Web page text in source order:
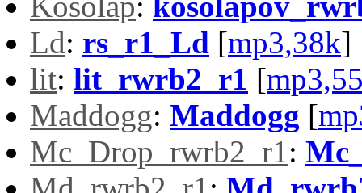
Ld: rs_r1_Ld [mp3,38k]
lit: lit_rwrb2_r1 [
Maddogg: Maddogg [
Mc_Drop_rwrb2_r1: